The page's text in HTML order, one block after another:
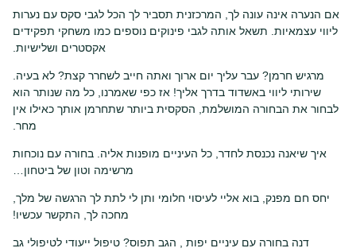
אם הנערה אינה עונה לך, המרכזנית תסביר לך הכל לגבי סקס עם נערות
ליווי עצמאיות. תשאל אותה לגבי פינוקים נוספים כמו משחקי תפקידים
אקסטרים ושלישיות.
מרגיש חרמן? עבר עליך יום ארוך ואתה חייב לשחרר קצת? לא בעיה.
שירותי ליווי באשדוד בדרך אליך! אז כפי שאמרנו, כל מה שנותר הוא
לבחור את הבחורה המושלמת, הסקסית ביותר שתחרמן אותך כאילו אין
מחר.
איך שיאנה נכנסת לחדר, כל העיניים מופנות אליה. בחורה עם נוכחות
מרשימה וטון של ביטחון…
יחס חם מפנק, בוא אליי לעיסוי חלומי ותן לי לתת לך הרגשה של מלך,
מחכה לך, התקשר עכשיו!
דנה בחורה עם עיניים יפות , הגב תפוס? טיפול ייעודי לטיפולי גב